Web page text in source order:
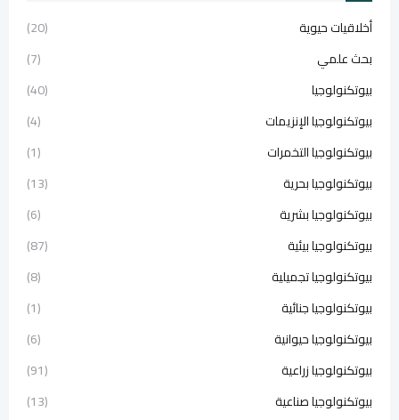
أخلاقيات حيوية
(20)
بحث علمي
(7)
بيوتكنولوجيا
(40)
بيوتكنولوجيا الإنزيمات
(4)
بيوتكنولوجيا التخمرات
(1)
بيوتكنولوجيا بحرية
(13)
بيوتكنولوجيا بشرية
(6)
بيوتكنولوجيا بيئية
(87)
بيوتكنولوجيا تجميلية
(8)
بيوتكنولوجيا جنائية
(1)
بيوتكنولوجيا حيوانية
(6)
بيوتكنولوجيا زراعية
(91)
بيوتكنولوجيا صناعية
(13)